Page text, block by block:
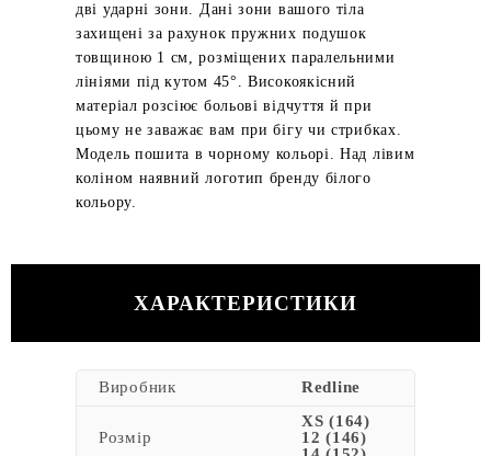
дві ударні зони. Дані зони вашого тіла
захищені за рахунок пружних подушок
товщиною 1 см, розміщених паралельними
лініями під кутом 45°. Високоякісний
матеріал розсіює больові відчуття й при
цьому не заважає вам при бігу чи стрибках.
Модель пошита в чорному кольорі. Над лівим
коліном наявний логотип бренду білого
кольору.
ХАРАКТЕРИСТИКИ
Виробник Redline
Розмір
XS (164)
12 (146)